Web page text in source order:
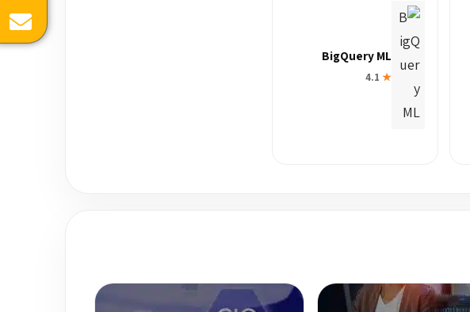
BigQuery ML
★